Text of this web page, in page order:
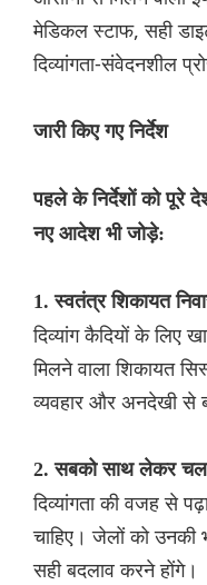
मेडिकल स्टाफ, सही
दिव्यांगता-संवेदनशील
जारी किए गए निर्देश
पहले के निर्देशों को पूरे
नए आदेश भी जोड़े:
1. स्वतंत्र शिकायत
दिव्यांग कैदियों के लिए
मिलने वाला शिकायत
व्यवहार और अनदेखी से
2. सबको साथ लेकर
दिव्यांगता की वजह से
चाहिए। जेलों को उनकी
सही बदलाव करने होंगे।